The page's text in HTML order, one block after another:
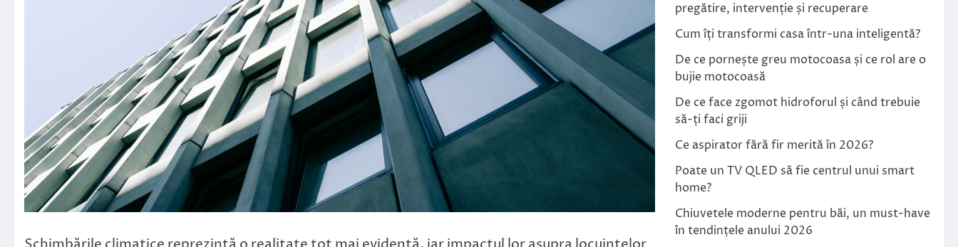
pregătire, intervenție și recuperare
Cum îți transformi casa într-una inteligentă?
De ce pornește greu motocoasa și ce rol are o
bujie motocoasă
De ce face zgomot hidroforul și când trebuie
să-ți faci griji
Ce aspirator fără fir merită în 2026?
Poate un TV QLED să fie centrul unui smart
home?
Chiuvetele moderne pentru băi, un must-have
în tendințele anului 2026